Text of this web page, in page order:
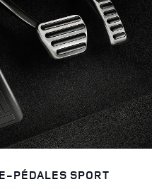
PÉDALES SPORT